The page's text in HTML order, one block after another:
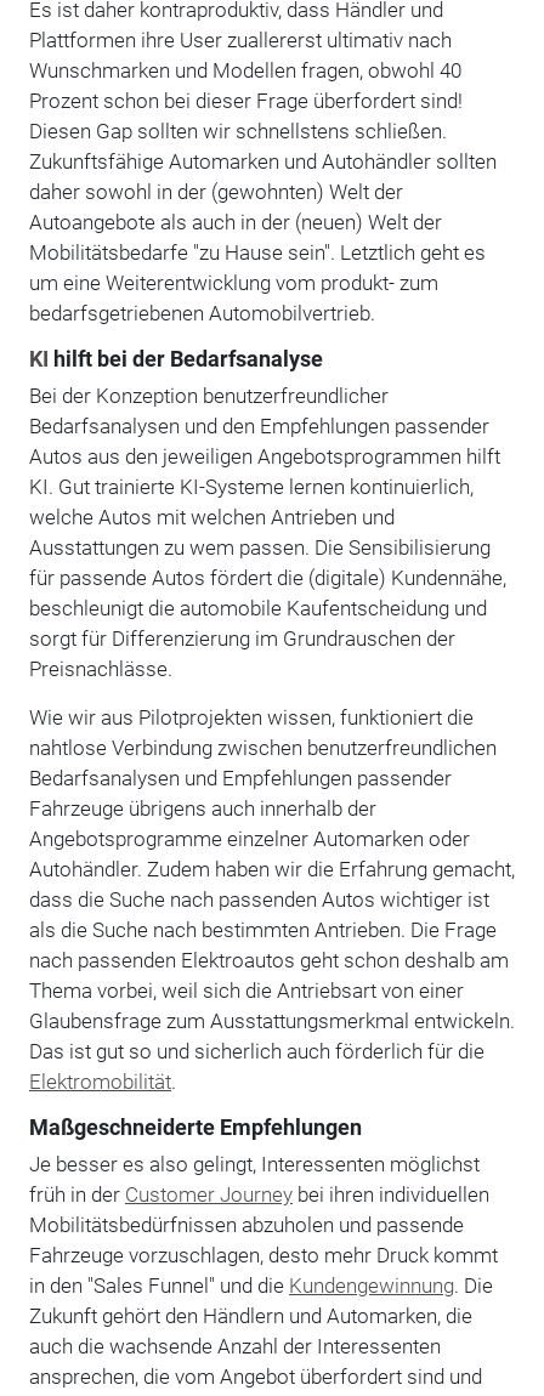
Es ist daher kontraproduktiv, dass Händler und
Plattformen ihre User zuallererst ultimativ nach
Wunschmarken und Modellen fragen, obwohl 40
Prozent schon bei dieser Frage überfordert sind!
Diesen Gap sollten wir schnellstens schließen.
Zukunftsfähige Automarken und Autohändler sollten
daher sowohl in der (gewohnten) Welt der
Autoangebote als auch in der (neuen) Welt der
Mobilitätsbedarfe "zu Hause sein". Letztlich geht es
um eine Weiterentwicklung vom produkt- zum
bedarfsgetriebenen Automobilvertrieb.
KI hilft bei der Bedarfsanalyse
Bei der Konzeption benutzerfreundlicher
Bedarfsanalysen und den Empfehlungen passender
Autos aus den jeweiligen Angebotsprogrammen hilft
KI. Gut trainierte KI-Systeme lernen kontinuierlich,
welche Autos mit welchen Antrieben und
Ausstattungen zu wem passen. Die Sensibilisierung
für passende Autos fördert die (digitale) Kundennähe,
beschleunigt die automobile Kaufentscheidung und
sorgt für Differenzierung im Grundrauschen der
Preisnachlässe.
Wie wir aus Pilotprojekten wissen, funktioniert die
nahtlose Verbindung zwischen benutzerfreundlichen
Bedarfsanalysen und Empfehlungen passender
Fahrzeuge übrigens auch innerhalb der
Angebotsprogramme einzelner Automarken oder
Autohändler. Zudem haben wir die Erfahrung gemacht,
dass die Suche nach passenden Autos wichtiger ist
als die Suche nach bestimmten Antrieben. Die Frage
nach passenden Elektroautos geht schon deshalb am
Thema vorbei, weil sich die Antriebsart von einer
Glaubensfrage zum Ausstattungsmerkmal entwickeln.
Das ist gut so und sicherlich auch förderlich für die
Elektromobilität.
Maßgeschneiderte Empfehlungen
Je besser es also gelingt, Interessenten möglichst
früh in der Customer Journeybei ihren individuellen
Mobilitätsbedürfnissen abzuholen und passende
Fahrzeuge vorzuschlagen, desto mehr Druck kommt
in den "Sales Funnel" und die Kundengewinnung. Die
Zukunft gehört den Händlern und Automarken, die
auch die wachsende Anzahl der Interessenten
ansprechen, die vom Angebot überfordert sind und